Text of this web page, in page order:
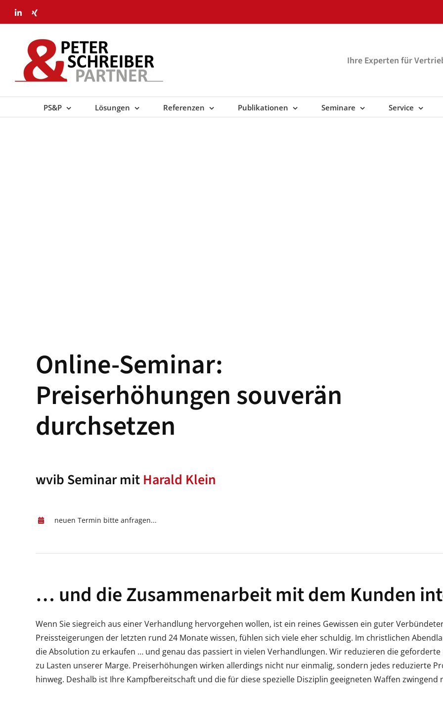
LinkedIn
Xing
Ihre Experten für
PS&P Lösungen Referenzen Publikationen Seminare Service
Online-Seminar:
Preiserhöhungen souverän
durchsetzen
wvib Seminar mit Harald Klein
neuen Termin bitte anfragen...
… und die Zusammenarbeit mit dem Kunden
Wenn Sie siegreich aus einer Verhandlung hervorgehen wollen, ist ein reines Gewissen ein guter
Preissteigerungen der letzten rund 24 Monate wissen, fühlen sich viele eher schuldig. Im christlichen
die Absolution zu erkaufen … und genau das passiert in vielen Verhandlungen. Wir reduzieren die
zu Lasten unserer Marge. Preiserhöhungen wirken allerdings nicht nur einmalig, sondern jedes reduzierte
hinweg. Deshalb ist Ihre Kampfbereitschaft und die für diese spezielle Disziplin geeigneten Waffen zwingend